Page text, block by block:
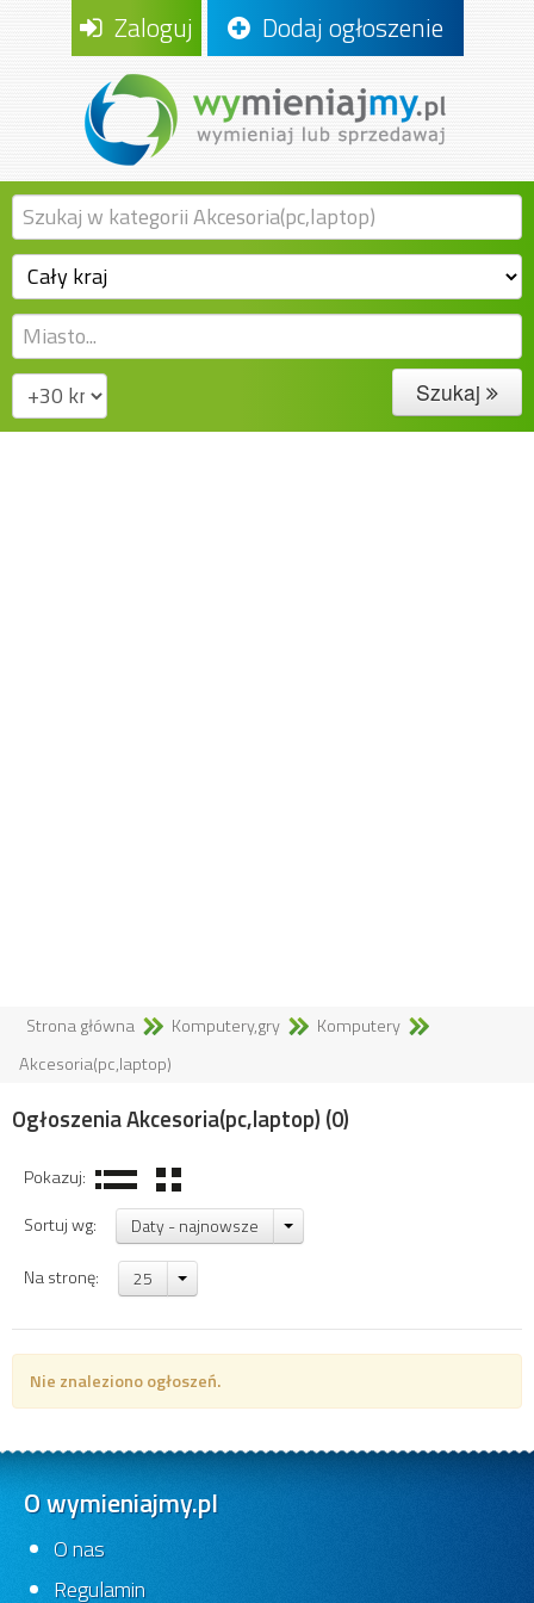
Zaloguj Dodaj ogłoszenie
Szukaj
Strona główna Komputery,gry
Komputery
Akcesoria(pc,laptop)
Ogłoszenia Akcesoria(pc,laptop) (0)
Pokazuj:
Sortuj wg:
Daty - najnowsze
Na stronę: 25
Nie znaleziono ogłoszeń.
O wymieniajmy.pl
O nas
Regulamin